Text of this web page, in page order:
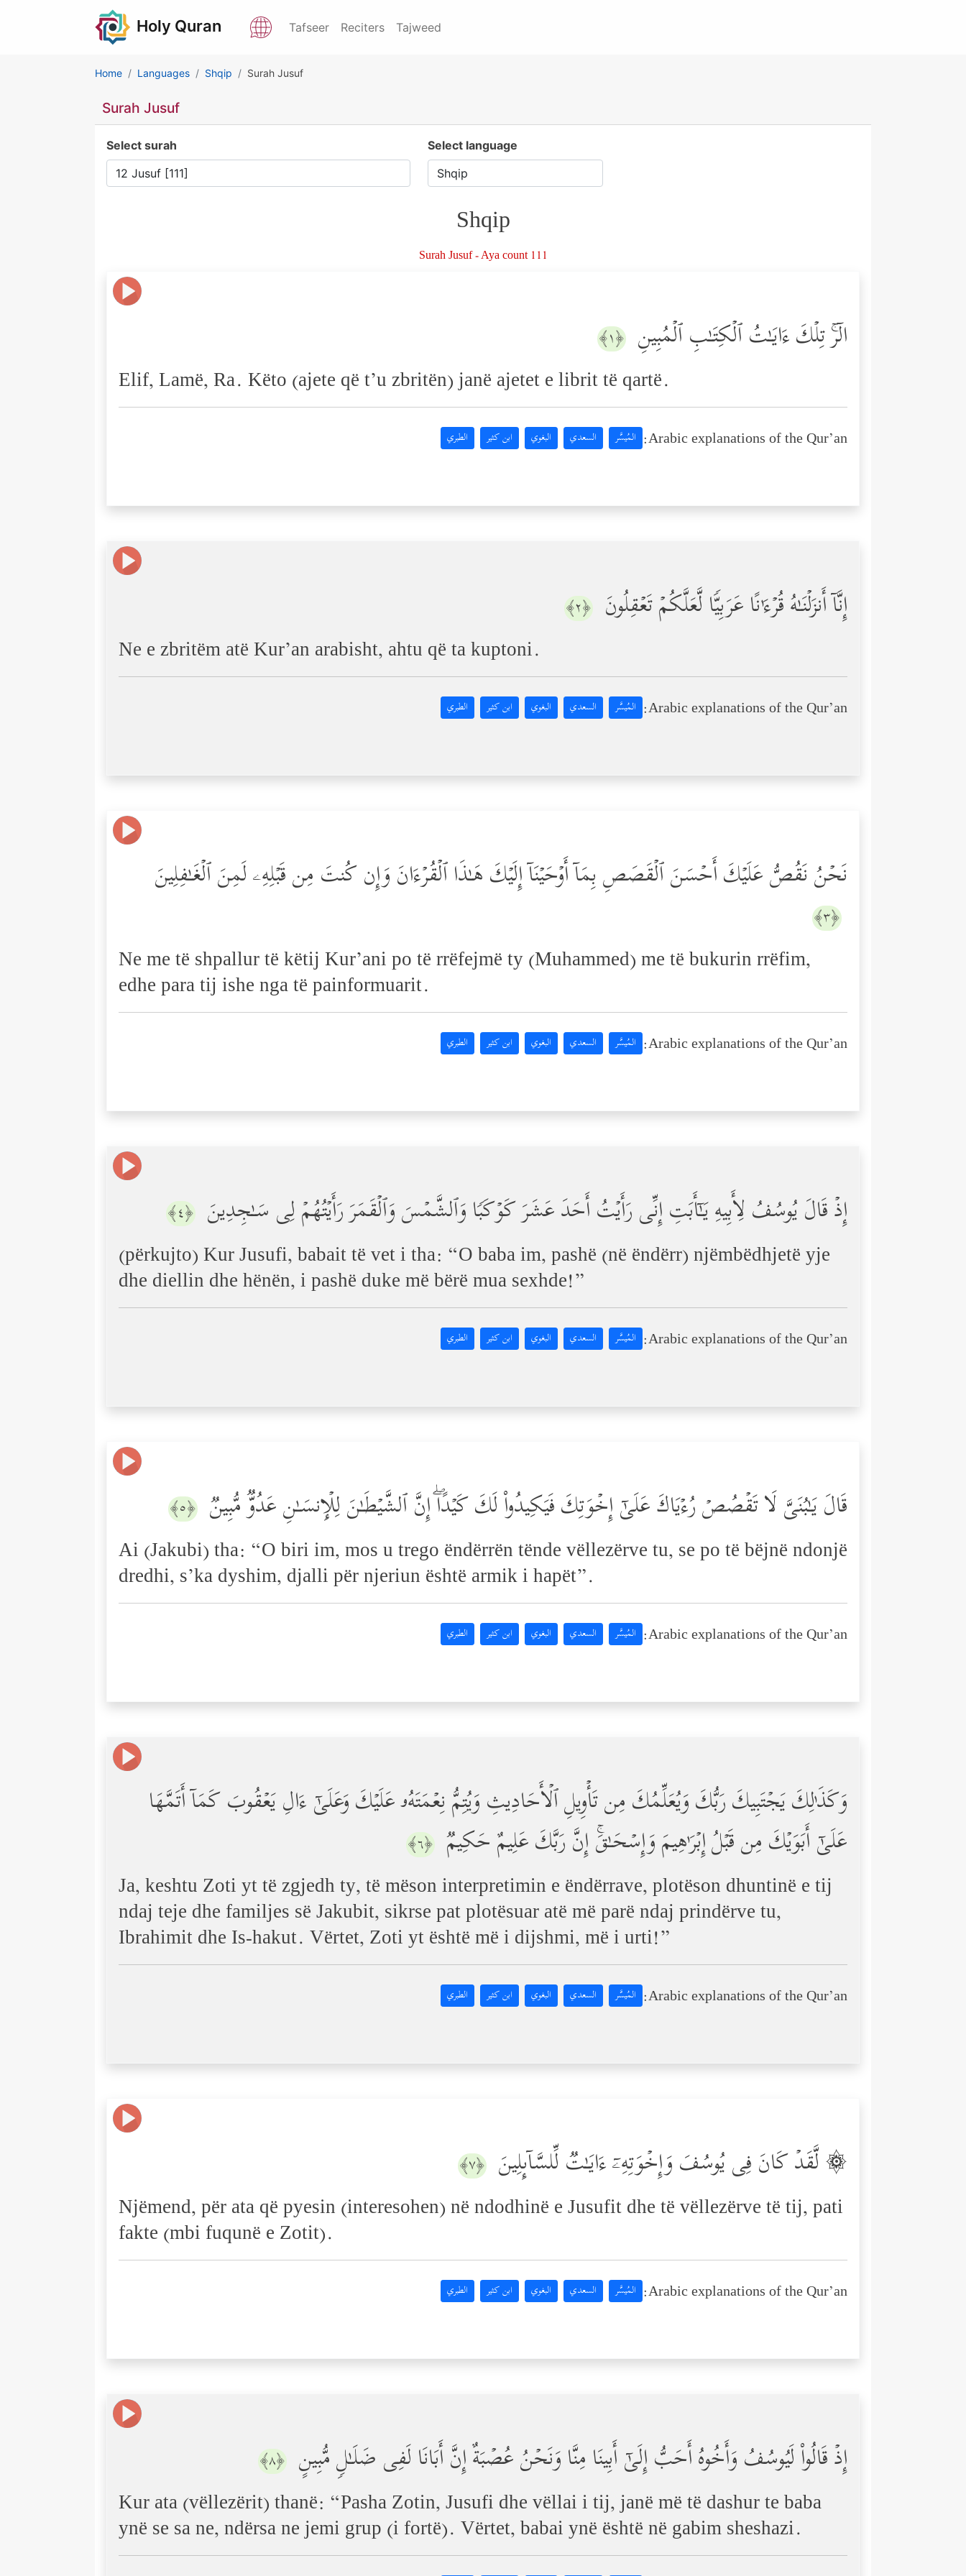
Holy Quran Tafseer Reciters Tajweed
Home Languages Shqip Surah Jusuf
Surah Jusuf
Select surah Select language
Shqip
Surah Jusuf - Aya count 111
الۤرۚ تِلۡكَ ءَایَـٰتُ ٱلۡكِتَـٰبِ ٱلۡمُبِینِ ﴿١﴾
Elif, Lamë, Ra. Këto (ajete që t’u zbritën) janë ajetet e librit të qartë.
Arabic explanations of the Qur’an: المُيسَّر السعدي البغوي ابن كثير الطبري
إِنَّاۤ أَنزَلۡنَـٰهُ قُرۡءَ ٰ⁠ نًا عَرَبِیࣰّا لَّعَلَّكُمۡ تَعۡقِلُونَ ﴿٢﴾
Ne e zbritëm atë Kur’an arabisht, ahtu që ta kuptoni.
Arabic explanations of the Qur’an: المُيسَّر السعدي البغوي ابن كثير الطبري
نَحۡنُ نَقُصُّ عَلَیۡكَ أَحۡسَنَ ٱلۡقَصَصِ بِمَاۤ أَوۡحَیۡنَاۤ إِلَیۡكَ هَـٰذَا ٱلۡقُرۡءَانَ وَإِن كُنتَ مِن قَبۡلِهِۦ لَمِنَ ٱلۡغَـٰفِلِینَ
﴿٣﴾
Ne me të shpallur të këtij Kur’ani po të rrëfejmë ty (Muhammed) me të bukurin rrëfim,
edhe para tij ishe nga të painformuarit.
Arabic explanations of the Qur’an: المُيسَّر السعدي البغوي ابن كثير الطبري
إِذۡ قَالَ یُوسُفُ لِأَبِیهِ یَـٰۤأَبَتِ إِنِّی رَأَیۡتُ أَحَدَ عَشَرَ كَوۡكَبࣰا وَٱلشَّمۡسَ وَٱلۡقَمَرَ رَأَیۡتُهُمۡ لِی سَـٰجِدِینَ ﴿٤﴾
(përkujto) Kur Jusufi, babait të vet i tha: “O baba im, pashë (në ëndërr) njëmbëdhjetë yje
dhe diellin dhe hënën, i pashë duke më bërë mua sexhde!”
Arabic explanations of the Qur’an: المُيسَّر السعدي البغوي ابن كثير الطبري
قَالَ یَـٰبُنَیَّ لَا تَقۡصُصۡ رُءۡیَاكَ عَلَىٰۤ إِخۡوَتِكَ فَیَكِیدُواْ لَكَ كَیۡدًاۖ إِنَّ ٱلشَّیۡطَـٰنَ لِلۡإِنسَـٰنِ عَدُوࣱّ مُّبِینࣱ ﴿٥﴾
Ai (Jakubi) tha: “O biri im, mos u trego ëndërrën tënde vëllezërve tu, se po të bëjnë ndonjë
dredhi, s’ka dyshim, djalli për njeriun është armik i hapët”.
Arabic explanations of the Qur’an: المُيسَّر السعدي البغوي ابن كثير الطبري
وَكَذَ ٰ⁠لِكَ یَجۡتَبِیكَ رَبُّكَ وَیُعَلِّمُكَ مِن تَأۡوِیلِ ٱلۡأَحَادِیثِ وَیُتِمُّ نِعۡمَتَهُۥ عَلَیۡكَ وَعَلَىٰۤ ءَالِ یَعۡقُوبَ كَمَاۤ أَتَمَّهَا
عَلَىٰۤ أَبَوَیۡكَ مِن قَبۡلُ إِبۡرَ ٰ⁠هِیمَ وَإِسۡحَـٰقَۚ إِنَّ رَبَّكَ عَلِیمٌ حَكِیمࣱ ﴿٦﴾
Ja, keshtu Zoti yt të zgjedh ty, të mëson interpretimin e ëndërrave, plotëson dhuntinë e tij
ndaj teje dhe familjes së Jakubit, sikrse pat plotësuar atë më parë ndaj prindërve tu,
Ibrahimit dhe Is-hakut. Vërtet, Zoti yt është më i dijshmi, më i urti!”
Arabic explanations of the Qur’an: المُيسَّر السعدي البغوي ابن كثير الطبري
۞ لَّقَدۡ كَانَ فِی یُوسُفَ وَإِخۡوَتِهِۦۤ ءَایَـٰتࣱ لِّلسَّاۤىِٕلِینَ ﴿٧﴾
Njëmend, për ata që pyesin (interesohen) në ndodhinë e Jusufit dhe të vëllezërve të tij, pati
fakte (mbi fuqunë e Zotit).
Arabic explanations of the Qur’an: المُيسَّر السعدي البغوي ابن كثير الطبري
إِذۡ قَالُواْ لَیُوسُفُ وَأَخُوهُ أَحَبُّ إِلَىٰۤ أَبِینَا مِنَّا وَنَحۡنُ عُصۡبَةٌ إِنَّ أَبَانَا لَفِی ضَلَـٰلࣲ مُّبِینٍ ﴿٨﴾
Kur ata (vëllezërit) thanë: “Pasha Zotin, Jusufi dhe vëllai i tij, janë më të dashur te baba
ynë se sa ne, ndërsa ne jemi grup (i fortë). Vërtet, babai ynë është në gabim sheshazi.